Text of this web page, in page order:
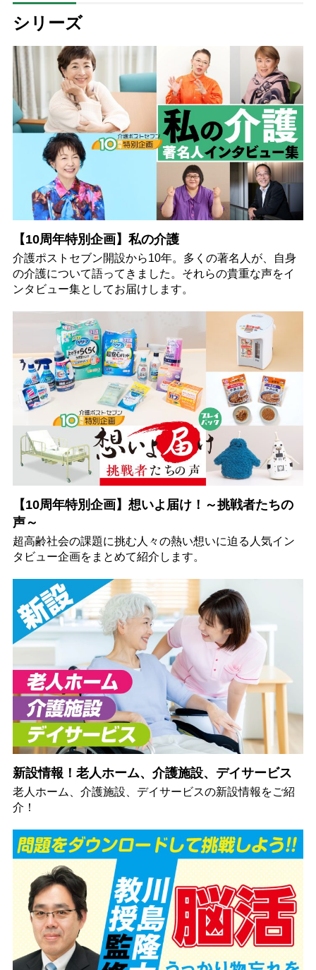
シリーズ
【10周年特別企画】私の介護
介護ポストセブン開設から10年。多くの著名人が、自身
の介護について語ってきました。それらの貴重な声をイ
ンタビュー集としてお届けします。
【10周年特別企画】想いよ届け！～挑戦者たちの
声～
超高齢社会の課題に挑む人々の熱い想いに迫る人気イン
タビュー企画をまとめて紹介します。
新設情報！老人ホーム、介護施設、デイサービス
老人ホーム、介護施設、デイサービスの新設情報をご紹
介！